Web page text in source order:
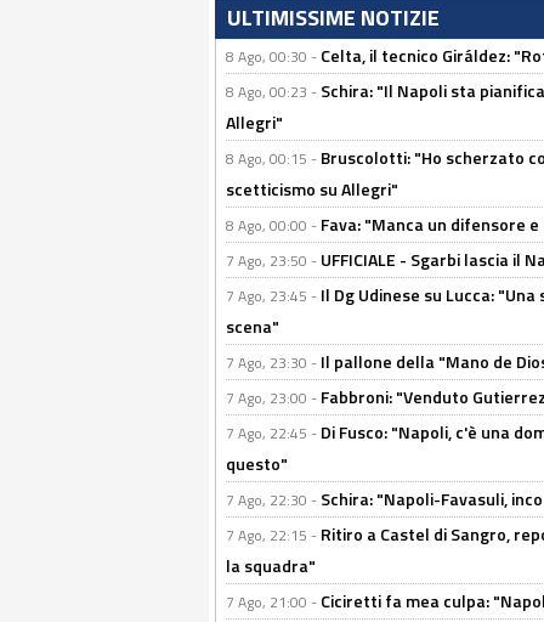
ULTIMISSIME NOTIZIE
8 Ago, 00:30 - Celta, il tecnico Giráldez:
8 Ago, 00:23 - Schira: "Il Napoli sta
Allegri"
8 Ago, 00:15 - Bruscolotti: "Ho scherzato
scetticismo su Allegri"
8 Ago, 00:00 - Fava: "Manca un difensore
7 Ago, 23:50 - UFFICIALE - Sgarbi lascia il
7 Ago, 23:45 - Il Dg Udinese su Lucca:
scena"
7 Ago, 23:30 - Il pallone della "Mano de
7 Ago, 23:00 - Fabbroni: "Venduto
7 Ago, 22:45 - Di Fusco: "Napoli, c'è una
questo"
7 Ago, 22:30 - Schira: "Napoli-Favasuli,
7 Ago, 22:15 - Ritiro a Castel di Sangro,
la squadra"
7 Ago, 21:00 - Ciciretti fa mea culpa: